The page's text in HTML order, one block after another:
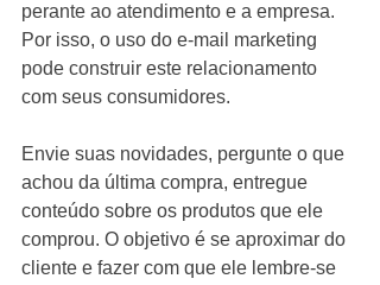
perante ao atendimento e a empresa.
Por isso, o uso do e-mail marketing
pode construir este relacionamento
com seus consumidores.
Envie suas novidades, pergunte o que
achou da última compra, entregue
conteúdo sobre os produtos que ele
comprou. O objetivo é se aproximar do
cliente e fazer com que ele lembre-se